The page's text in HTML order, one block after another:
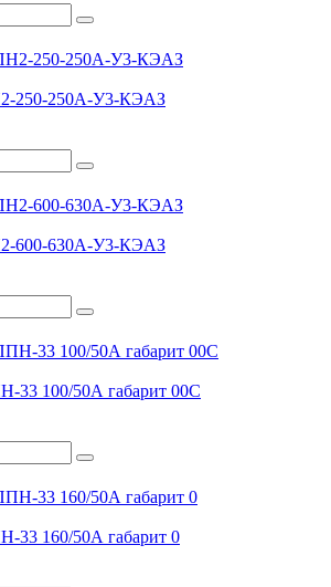
250-250А-У3-КЭАЗ
600-630А-У3-КЭАЗ
33 100/50А габарит 00С
33 160/50А габарит 0